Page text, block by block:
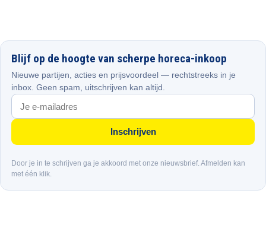
Blijf op de hoogte van scherpe horeca-inkoop
Nieuwe partijen, acties en prijsvoordeel — rechtstreeks in je
inbox. Geen spam, uitschrijven kan altijd.
Inschrijven
Door je in te schrijven ga je akkoord met onze nieuwsbrief. Afmelden kan
met één klik.